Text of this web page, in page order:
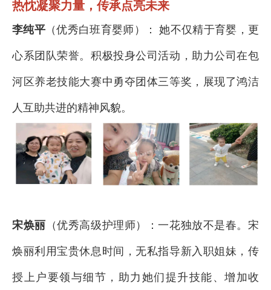
热忱凝聚力量，传承点亮未来
李纯平（优秀白班育婴师）： 她不仅精于育婴，更
心系团队荣誉。积极投身公司活动，助力公司在包
河区养老技能大赛中勇夺团体三等奖，展现了鸿洁
人互助共进的精神风貌。
宋焕丽 （优秀高级护理师）：一花独放不是春。宋
焕丽利用宝贵休息时间，无私指导新入职姐妹，传
授上户要领与细节，助力她们提升技能、增加收